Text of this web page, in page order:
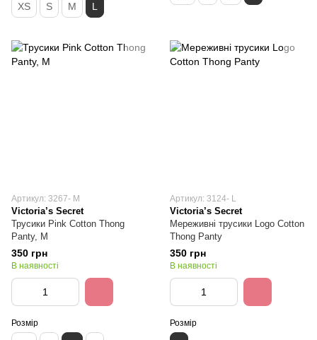
XS S M L
Артикул: 3267- M
Victoria’s Secret
Трусики Pink Cotton Thong
Panty, М
350 грн
В наявності
Розмір
Артикул: 3124- L
Victoria’s Secret
Мереживні трусики Logo Cotton
Thong Panty
350 грн
В наявності
Розмір